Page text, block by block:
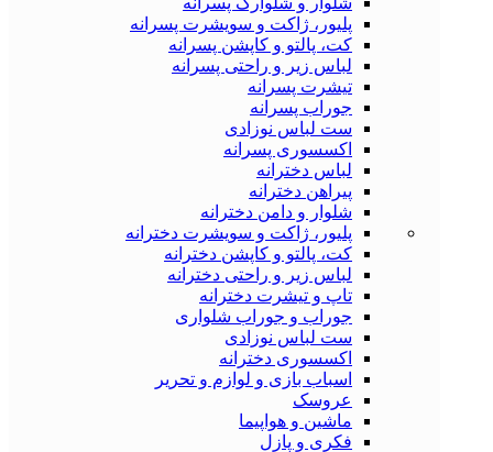
پلیور، ژاکت و سویشرت پسرانه
کت، پالتو و کاپشن پسرانه
لباس زیر و راحتی پسرانه
تیشرت پسرانه
جوراب پسرانه
ست لباس نوزادی
اکسسوری پسرانه
لباس دخترانه
پیراهن دخترانه
شلوار و دامن دخترانه
پلیور، ژاکت و سویشرت دخترانه
کت، پالتو و کاپشن دخترانه
لباس زیر و راحتی دخترانه
تاپ و تیشرت دخترانه
جوراب و جوراب شلواری
ست لباس نوزادی
اکسسوری دخترانه
اسباب بازی و لوازم و تحریر
عروسک
ماشین و هواپیما
فکری و پازل